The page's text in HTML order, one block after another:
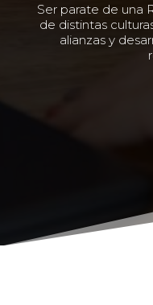
Ser parate de una
de distintas
alianzas y